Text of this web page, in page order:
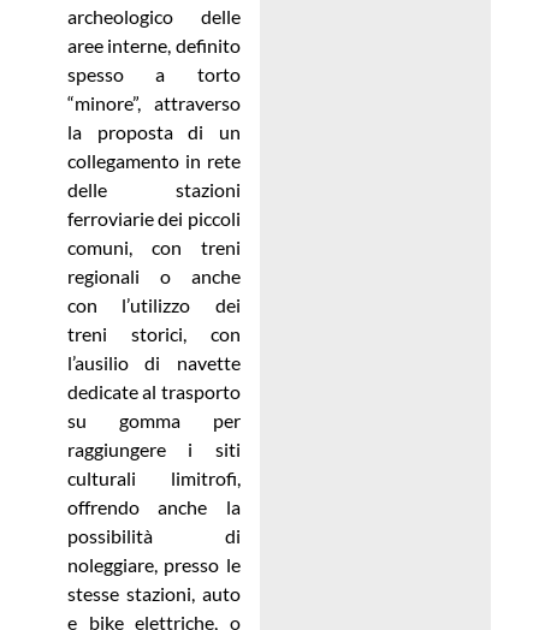
archeologico delle
aree interne, definito
spesso a torto
“minore”, attraverso
la proposta di un
collegamento in rete
delle stazioni
ferroviarie dei piccoli
comuni, con treni
regionali o anche
con l’utilizzo dei
treni storici, con
l’ausilio di navette
dedicate al trasporto
su gomma per
raggiungere i siti
culturali limitrofi,
offrendo anche la
possibilità di
noleggiare, presso le
stesse stazioni, auto
e bike elettriche, o